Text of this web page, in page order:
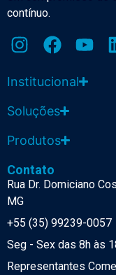
contínuo.
Institucional
Soluções
Produtos
Contato
Rua Dr. Domiciano
MG
+55 (35) 99239-0057
Seg - Sex das 8h às
Representantes